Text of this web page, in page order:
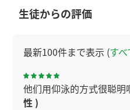
生徒からの評価
最新100件まで表示 (す
他们用仰泳的方式很聪明
性 )